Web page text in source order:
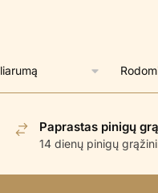
Paprastas pinigų
14 dienų pinigų